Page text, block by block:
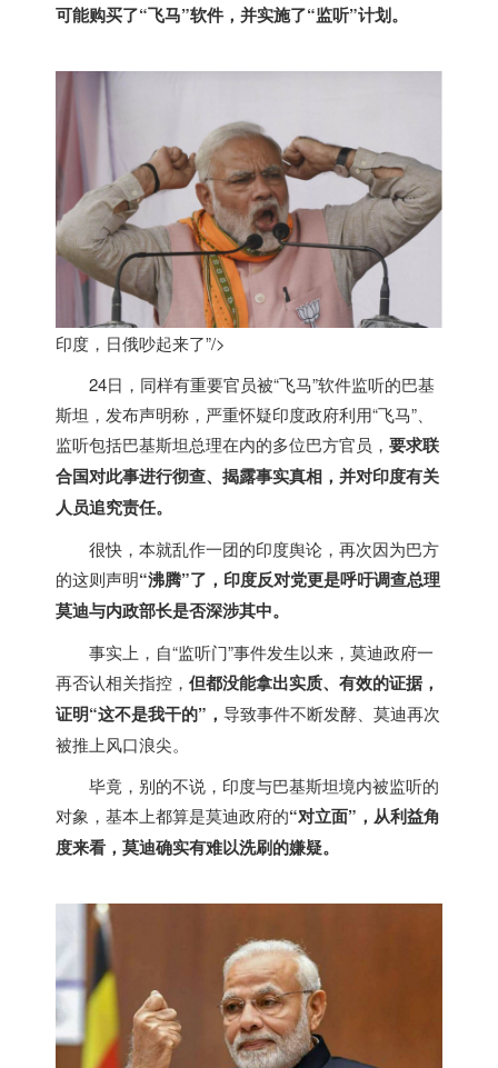
可能购买了“飞马”软件，并实施了“监听”计划。
印度，日俄吵起来了”/>
24日，同样有重要官员被“飞马”软件监听的巴基
斯坦，发布声明称，严重怀疑印度政府利用“飞马”、
监听包括巴基斯坦总理在内的多位巴方官员， 要求联
合国对此事进行彻查、揭露事实真相，并对印度有关
人员追究责任。
很快，本就乱作一团的印度舆论，再次因为巴方
的这则声明“沸腾”了， 印度反对党更是呼吁调查总理
莫迪与内政部长是否深涉其中。
事实上，自“监听门”事件发生以来，莫迪政府一
再否认相关指控， 但都没能拿出实质、有效的证据，
证明“这不是我干的”， 导致事件不断发酵、莫迪再次
被推上风口浪尖。
毕竟，别的不说， 印度与巴基斯坦境内被监听的
对象，基本上都算是莫迪政府的“对立面”，从利益角
度来看，莫迪确实有难以洗刷的嫌疑。